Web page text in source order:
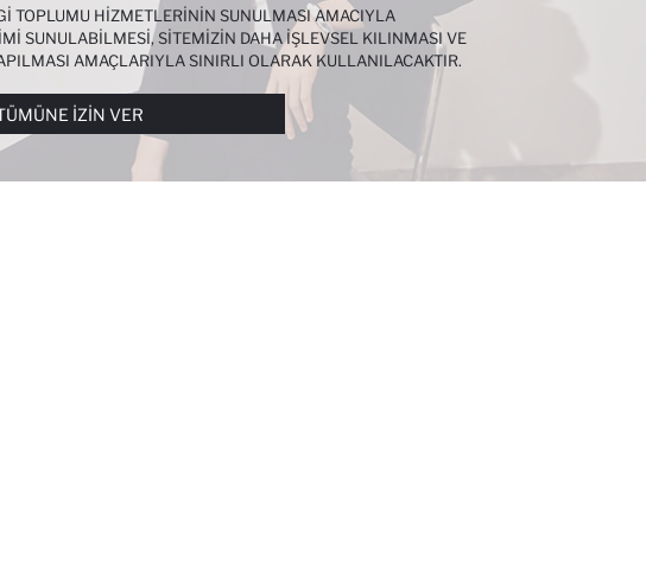
TOPLUMU HIZMETLERININ SUNULMASI AMACIYLA
SUNULABILMESI, SITEMIZIN DAHA IŞLEVSEL KILINMASI VE
AMAÇLARIYLA SINIRLI OLARAK KULLANILACAKTIR.
ILGILI DAHA DETAYLI BILGIYE
ÇEREZ AYDINLATMA
İZIN VER